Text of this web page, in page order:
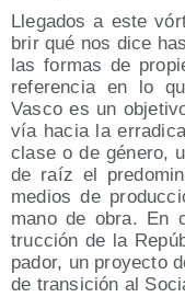
Lle­ga­dos a este
brir qué nos dice
las for­mas de
refe­ren­cia en lo
Vas­co es un
vía hacia la
cla­se o de géne­ro,
de raíz el
medios de
mano de obra. En
truc­ción de la
pa­dor, un pro­yec­to
de tran­si­ción al